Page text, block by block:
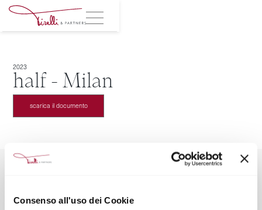
Consenso all'uso dei Cookie
2023
half - Milan
scarica il documento